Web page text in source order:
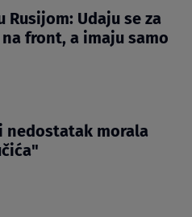
Rusijom: Udaju se za
front, a imaju samo
nedostatak morala